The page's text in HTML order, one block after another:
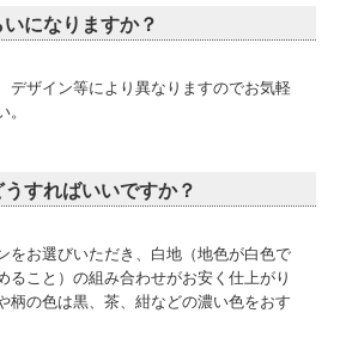
になりますか？
デザイン等により異なりますのでお気軽
すればいいですか？
をお選びいただき、白地（地色が白色で
ること）の組み合わせがお安く仕上がり
柄の色は黒、茶、紺などの濃い色をおす